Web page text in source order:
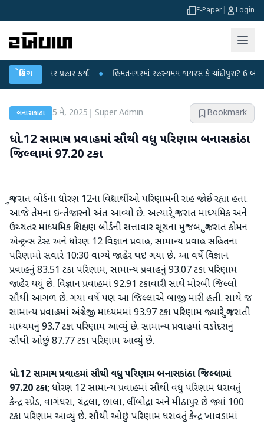
E-Paper Login
બ્રેકિંગ
પર પ્રહાર કર્યા ● હિંમતનગરમાં રહસ્યમય વાયરસ કે ચાંદીપુરા? 6 બાળકોના
બનાસકાંઠા 5 મે, 2025 Super Admin Bookmark
ધો.12 સામાન્ય પ્રવાહમાં સૌથી વધુ પરિણામ બનાસકાંઠા
જિલ્લામાં 97.20 ટકા
ગુજરાત બોર્ડના ધોરણ 12ના વિદ્યાર્થીઓ પરિણામની રાહ જોઈ રહ્યા હતા.
આજે તેમના ઇન્તેજારનો અંત આવ્યો છે. અત્યારે ગુજરાત માધ્યમિક અને
ઉચ્ચતર માધ્યમિક શિક્ષણ બોર્ડની સત્તાવાર સૂચના મુજબ, ગુજરાત કોમન
એન્ટ્રન્સ ટેસ્ટ અને ધોરણ 12 વિજ્ઞાન પ્રવાહ, સામાન્ય પ્રવાહ સહિતના
પરિણામો સવારે 10:30 વાગ્યે જાહેર થઇ ગયા છે. આ વર્ષે વિજ્ઞાન
પ્રવાહનું 83.51 ટકા પરિણામ, સામાન્ય પ્રવાહનું 93.07 ટકા પરિણામ
જાહેર થયું છે. વિજ્ઞાન પ્રવાહમાં 92.91 ટકાવારી સાથે મોરબી જિલ્લો
સૌથી આગળ છે. ગયા વર્ષે પણ આ જિલ્લાએ બાજી મારી હતી. સાથે જ
સામાન્ય પ્રવાહમાં અંગ્રેજી માધ્યમમાં 93.97 ટકા પરિણામ જ્યારે ગુજરાતી
માધ્યમનું 93.7 ટકા પરિણામ આવ્યું છે. સામાન્ય પ્રવાહમાં વડોદરાનું
સૌથી ઓછું 87.77 ટકા પરિણામ આવ્યું છે.
ધો.12 સામાન્ય પ્રવાહમાં સૌથી વધુ પરિણામ બનાસકાંઠા જિલ્લામાં
97.20 ટકા;ધોરણ 12 સામાન્ય પ્રવાહમાં સૌથી વધુ પરિણામ ધરાવતું
કેન્દ્ર સ્પ્રેડ, વાગંધરા, ચંદ્રલા, છાલા, લીંબોદ્રા અને મીઠાપુર છે જ્યાં 100
ટકા પરિણામ આવ્યું છે. સૌથી ઓછું પરિણામ ધરાવતું કેન્દ્ર ખાવડામાં